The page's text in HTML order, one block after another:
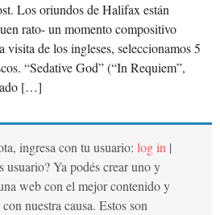
Los oriundos de Halifax están
rato- un momento compositivo
de los ingleses, seleccionamos 5
“Sedative God” (“In Requiem”,
[…]
ingresa con tu usuario: log in |
usuario? Ya podés crear uno y
web con el mejor contenido y
nuestra causa. Estos son